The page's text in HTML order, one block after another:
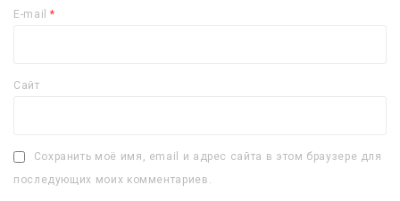
E-mail*
Сайт
Сохранить моё имя, email и адрес сайта в этом браузере для
последующих моих комментариев.